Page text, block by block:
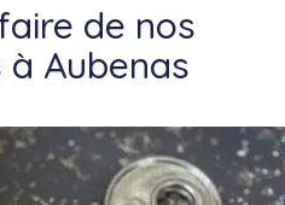
de nos
Aubenas